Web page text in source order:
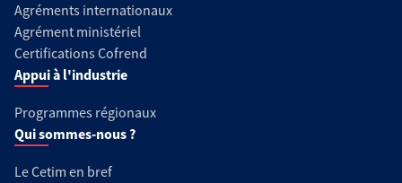
Agréments internationaux
Agrément ministériel
Certifications Cofrend
Appui à l'industrie
Programmes régionaux
Qui sommes-nous ?
Le Cetim en bref